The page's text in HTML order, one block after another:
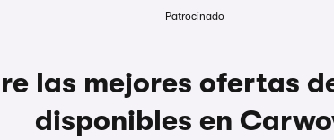
Patrocinado
las mejores ofertas
disponibles en